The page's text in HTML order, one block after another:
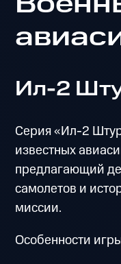
Ил-2
Серия «Ил-2
известных
предлагающий
самолетов и
миссии.
Особенности